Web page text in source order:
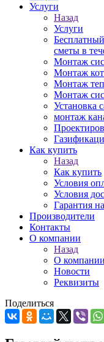
Услуги
Назад
Услуги
сметы в
Монтаж
Монтаж
Монтаж
Монтаж
Установка
монтаж
Как купить
Назад
Как купить
Условия
Условия
Гарантия
Производители
Контакты
О компании
Назад
О компании
Новости
Реквизиты
Поделиться